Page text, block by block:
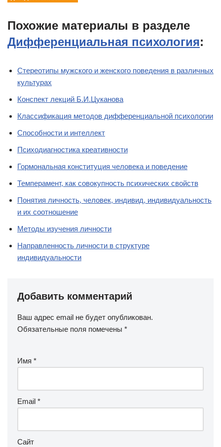
Похожие материалы в разделе
Дифференциальная психология:
Стереотипы мужского и женского поведения в различных
культурах
Конспект лекций Б.И.Цуканова
Классификация методов дифференциальной психологии
Способности и интеллект
Психодиагностика креативности
Гормональная конституция человека и поведение
Темперамент, как совокупность психических свойств
Понятия личность, человек, индивид, индивидуальность
и их соотношение
Методы изучения личности
Направленность личности в структуре
индивидуальности
Добавить комментарий
Ваш адрес email не будет опубликован.
Обязательные поля помечены *
Имя *
Email *
Сайт